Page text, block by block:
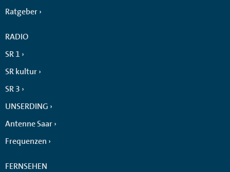
Ratgeber
RADIO
SR 1
SR kultur
SR 3
UNSERDING
Antenne Saar
Frequenzen
FERNSEHEN